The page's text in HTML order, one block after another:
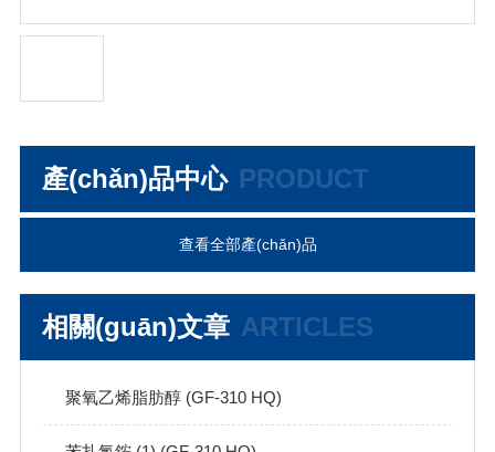
PRODUCT
產(chǎn)品中心
查看全部產(chǎn)品
ARTICLES
相關(guān)文章
聚氧乙烯脂肪醇 (GF-310 HQ)